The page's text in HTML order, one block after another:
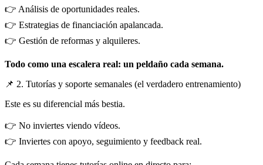
👉 Análisis de oportunidades reales.
👉 Estrategias de financiación apalancada.
👉 Gestión de reformas y alquileres.
Todo como una escalera real: un peldaño cada semana.
📌 2. Tutorías y soporte semanales (el verdadero entrenamiento)
Este es su diferencial más bestia.
👉 No inviertes viendo vídeos.
👉 Inviertes con apoyo, seguimiento y feedback real.